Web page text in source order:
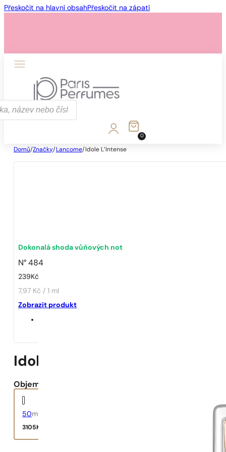
Přeskočit na hlavní obsahPřeskočit na zápatí
1 - 3 ks
0
Domů/Značky/ Lancome/ Idole L’Intense
Dokonalá shoda vůňových not
N° 484
239 Kč
7,97 Kč / 1 ml
Zobrazit produkt
Idole L’Intense
Objem:
50ml
3105 Kč